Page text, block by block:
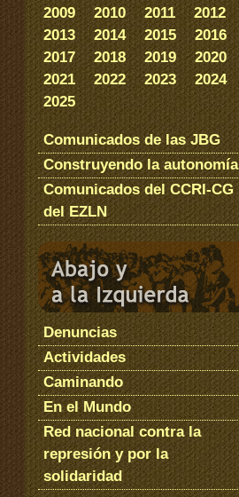
2009
2010 2011
2012
2013
2014 2015
2016
2017
2018 2019
2020
2021
2022 2023
2024
2025
Comunicados de las JBG
Construyendo la autonomía
Comunicados del CCRI-CG
del EZLN
Denuncias
Actividades
Caminando
En el Mundo
Red nacional contra la
represión y por la
solidaridad